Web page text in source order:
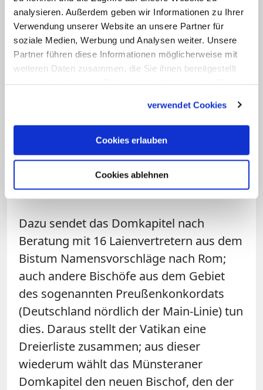
analysieren. Außerdem geben wir Informationen zu Ihrer
Verwendung unserer Website an unsere Partner für
soziale Medien, Werbung und Analysen weiter. Unsere
Partner führen diese Informationen möglicherweise mit
weiteren Daten zusammen, die Sie ihnen bereitgestellt
verwendet Cookies
Cookies erlauben
Cookies ablehnen
erwartet
Bis zur Amtseinführung eines neuen
Bischofs wird das Bistum Münster von
sogenannte Diözesanadministrator wird
vom 16-köpfigen Domkapitel gewählt,
darf aber keine grundlegenden
Veränderungen vornehmen. Ein
Nachfolger für Bischof Genn wird erst in
mehreren Monaten erwartet.
Dazu sendet das Domkapitel nach
Beratung mit 16 Laienvertretern aus dem
Bistum Namensvorschläge nach Rom;
auch andere Bischöfe aus dem Gebiet
des sogenannten Preußenkonkordats
(Deutschland nördlich der Main-Linie) tun
dies. Daraus stellt der Vatikan eine
Dreierliste zusammen; aus dieser
wiederum wählt das Münsteraner
Domkapitel den neuen Bischof, den der